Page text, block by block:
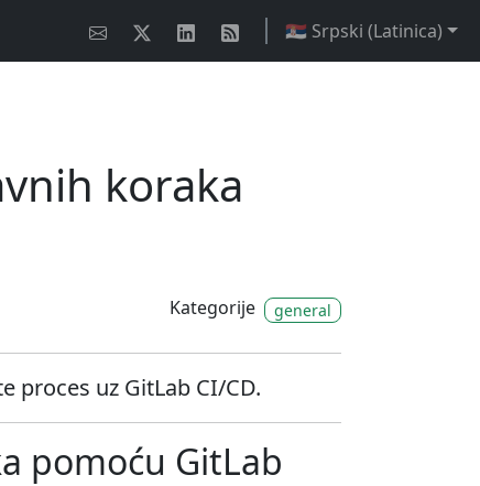
🇷🇸 Srpski (Latinica)
koraka
Kategorije general
proces uz GitLab CI/CD.
pomoću GitLab